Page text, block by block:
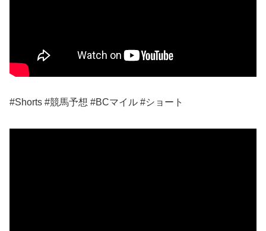
#Shorts #競馬予想 #BCマイル #ショート